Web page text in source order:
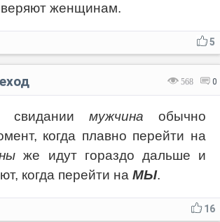
женщинам.
5
568 0
свидании мужчина обычно
когда плавно перейти на
же идут гораздо дальше и
когда перейти на МЫ.
16